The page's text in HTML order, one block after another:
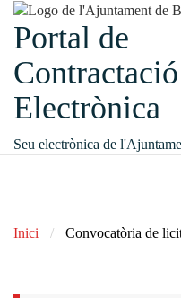
Portal de
Contractació
Electrònica
Seu electrònica de
Inici Convocatòria de